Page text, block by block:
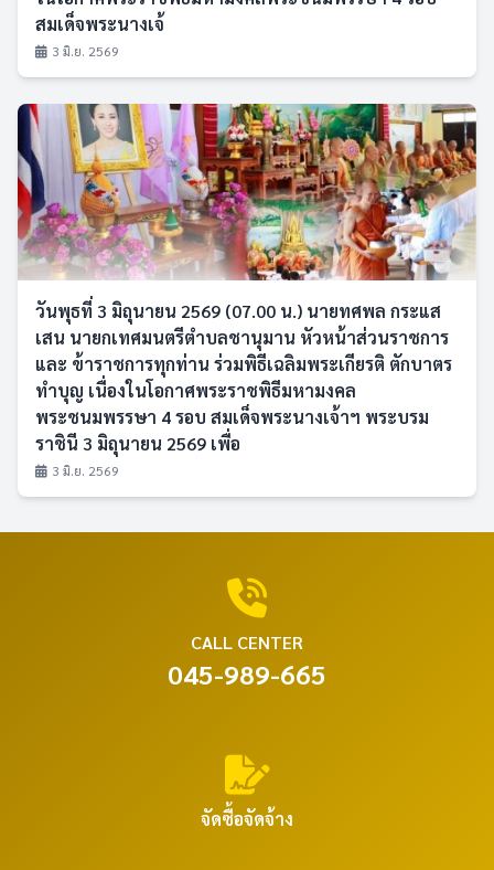
สมเด็จพระนางเจ้
3 มิ.ย. 2569
วันพุธที่ 3 มิถุนายน 2569 (07.00 น.) นายทศพล กระแส
เสน นายกเทศมนตรีตำบลชานุมาน หัวหน้าส่วนราชการ
และ ข้าราชการทุกท่าน ร่วมพิธีเฉลิมพระเกียรติ ตักบาตร
ทำบุญ เนื่องในโอกาศพระราชพิธีมหามงคล
พระชนมพรรษา 4 รอบ สมเด็จพระนางเจ้าฯ พระบรม
ราชินี 3 มิถุนายน 2569 เพื่อ
3 มิ.ย. 2569
CALL CENTER
045-989-665
จัดซื้อจัดจ้าง